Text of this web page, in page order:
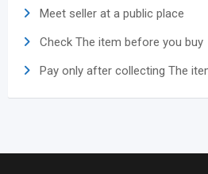
Meet seller at a public place
Check The item before you buy
Pay only after collecting The